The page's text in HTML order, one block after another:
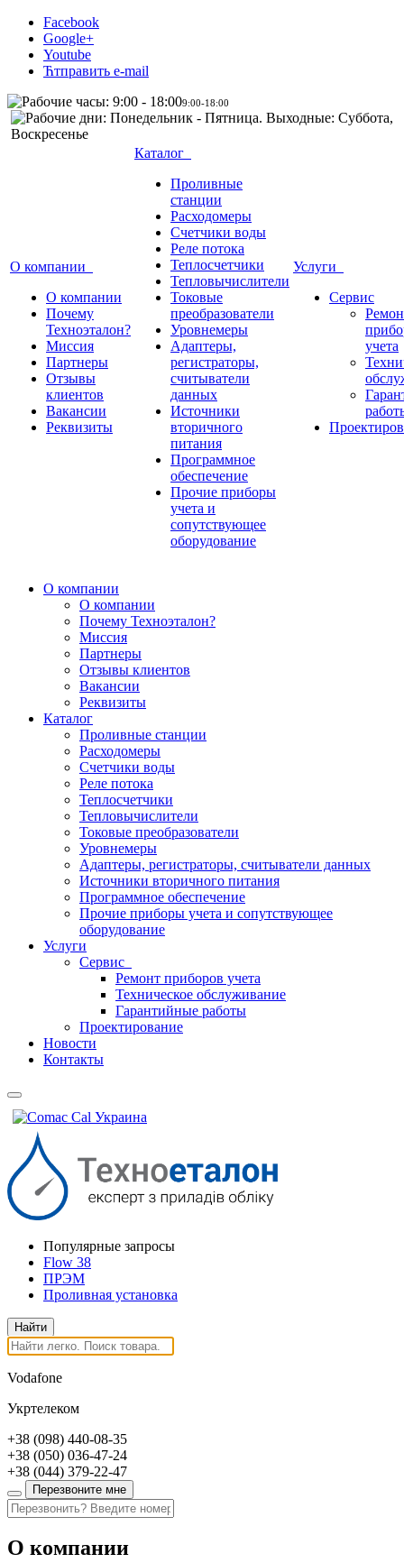
Facebook
Google+
Youtube
Ћтправить e-mail
9:00-18:00
О компании
О компании
Почему
Техноэталон?
Миссия
Партнеры
Отзывы
клиентов
Вакансии
Реквизиты
Каталог
Проливные
станции
Расходомеры
Счетчики воды
Реле потока
Теплосчетчики
Тепловычислители
Токовые
преобразователи
Уровнемеры
Адаптеры,
регистраторы,
считыватели
данных
Источники
вторичного
питания
Программное
обеспечение
Прочие приборы
учета и
сопутствующее
оборудование
Услуги
Сервис
учета
О компании
О компании
Почему Техноэталон?
Миссия
Партнеры
Отзывы клиентов
Вакансии
Реквизиты
Каталог
Проливные станции
Расходомеры
Счетчики воды
Реле потока
Теплосчетчики
Тепловычислители
Токовые преобразователи
Уровнемеры
Адаптеры, регистраторы, считыватели данных
Источники вторичного питания
Программное обеспечение
Прочие приборы учета и сопутствующее
оборудование
Услуги
Сервис
Ремонт приборов учета
Техническое обслуживание
Гарантийные работы
Проектирование
Новости
Контакты
Популярные запросы
Flow 38
ПРЭМ
Проливная установка
Vodafone
Укртелеком
+38 (098) 440-08-35
+38 (050) 036-47-24
+38 (044) 379-22-47
Перезвоните мне
О компании